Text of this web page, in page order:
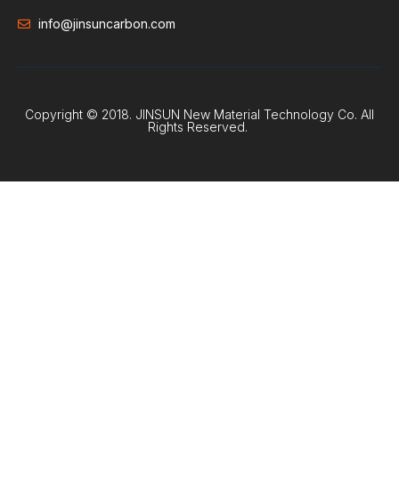
info@jinsuncarbon.com
Copyright © 2018. JINSUN New Material Technology Co. All
Rights Reserved.